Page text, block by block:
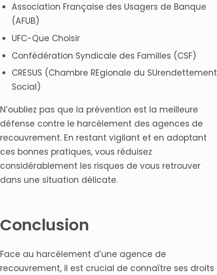
Association Française des Usagers de Banque
(AFUB)
UFC-Que Choisir
Confédération Syndicale des Familles (CSF)
CRESUS (Chambre REgionale du SUrendettement
Social)
N’oubliez pas que la prévention est la meilleure
défense contre le harcèlement des agences de
recouvrement. En restant vigilant et en adoptant
ces bonnes pratiques, vous réduisez
considérablement les risques de vous retrouver
dans une situation délicate.
Conclusion
Face au harcèlement d’une agence de
recouvrement, il est crucial de connaître ses droits